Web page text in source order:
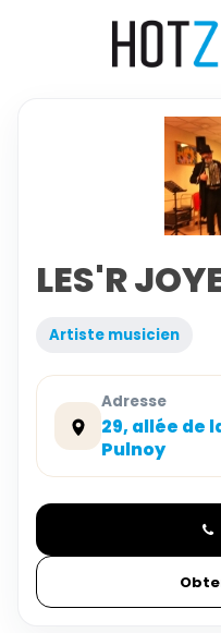
LES'R
Artiste musicien
Adresse
29, allée de
Pulnoy